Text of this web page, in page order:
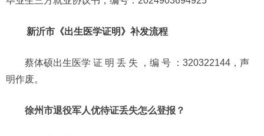
新沂市《出生医学证明》补发流程
蔡体硕出生医学 证 明 丢 失 ，编 号 ：320322144，声
明作废。
徐州市退役军人优待证丢失怎么登报？